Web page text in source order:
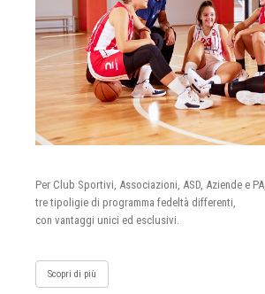
Per Club Sportivi, Associazioni, ASD, Aziende e PA,
tre tipoligie di programma fedeltà differenti,
con vantaggi unici ed esclusivi.
Scopri di più